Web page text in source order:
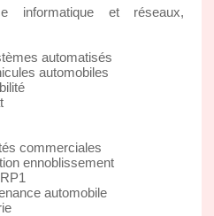
informatique et réseaux,
automatisés
automobiles
commerciales
ennoblissement
automobile